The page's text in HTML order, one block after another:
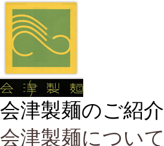
会津製麺のご紹介
会津製麺について